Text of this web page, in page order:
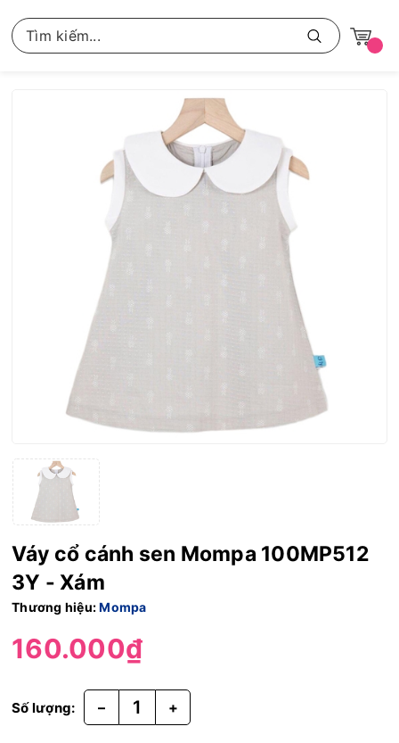
Váy cổ cánh sen Mompa 100MP512
3Y - Xám
Thương hiệu:Mompa
160.000₫
Số lượng: – +